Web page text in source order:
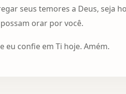
seus temores a Deus, seja
orar por você.
eu confie em Ti hoje. Amém.